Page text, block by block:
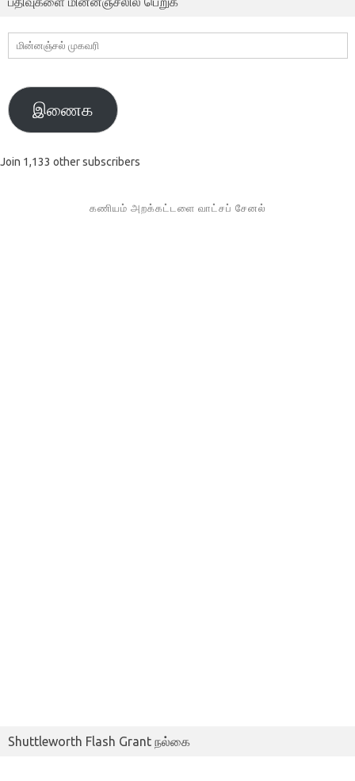
மின்னஞ்சல்
முகவரி
இணைக
Join 1,133 other subscribers
கணியம் அறக்கட்டளை வாட்சப் சேனல்
Shuttleworth Flash Grant நல்கை